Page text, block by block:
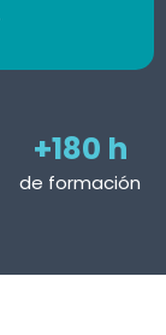
+180 h
de formación